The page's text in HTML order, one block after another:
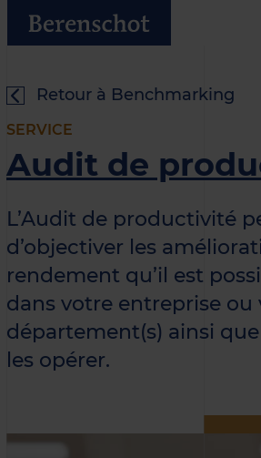
Retour à Benchmarking
SERVICE
Audit de
L’Audit de productivité
d’objectiver les
rendement qu’il est
dans votre entreprise ou
département(s) ainsi
les opérer.